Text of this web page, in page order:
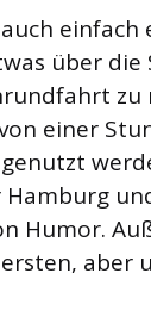
über
zu
einer
Humor.
aber